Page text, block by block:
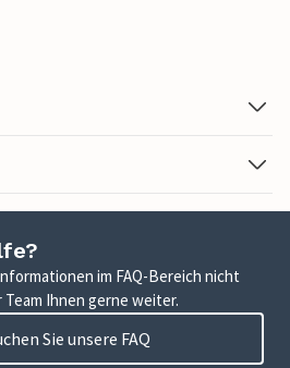
im FAQ-Bereich nicht
Ihnen gerne weiter.
Sie unsere FAQ